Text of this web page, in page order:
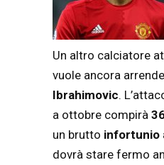
Un altro calciatore
vuole ancora
Ibrahimovic.
a ottobre compirà
un brutto infortunio
dovrà stare fermo